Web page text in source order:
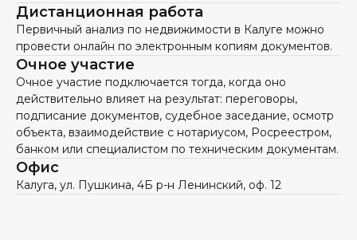
Дистанционная работа
Первичный анализ по недвижимости в Калуге можно
провести онлайн по электронным копиям документов.
Очное участие
Очное участие подключается тогда, когда оно
действительно влияет на результат: переговоры,
подписание документов, судебное заседание, осмотр
объекта, взаимодействие с нотариусом, Росреестром,
банком или специалистом по техническим документам.
Офис
Калуга, ул. Пушкина, 4Б р-н Ленинский, оф. 12